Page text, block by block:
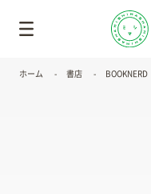
ホーム 書店 BOOKNERD